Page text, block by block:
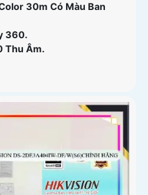
30m Có Màu Ban
360.
Thu Âm.